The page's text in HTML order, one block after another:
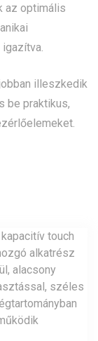
az optimális
illeszkedik
be praktikus,